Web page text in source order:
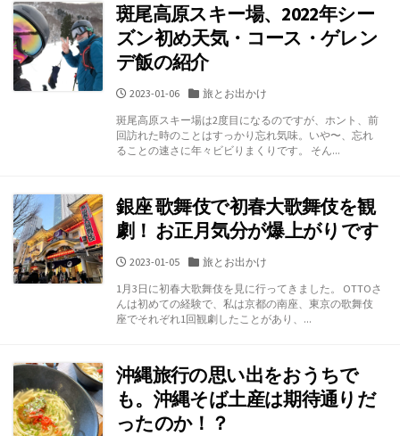
斑尾高原スキー場、2022年シー
ズン初め天気・コース・ゲレン
デ飯の紹介
公
日
2023-01-06
カ
ゴ
リ
旅とお出かけ
斑尾高原スキー場は2度目になるのですが、ホント、前
回訪れた時のことはすっかり忘れ気味。いや〜、忘れ
ることの速さに年々ビビりまくりです。 そん...
銀座 歌舞伎で初春大歌舞伎を観
劇！ お正月気分が爆上がりです
公
日
2023-01-05
カ
ゴ
リ
ー
旅とお出かけ
1月3日に初春大歌舞伎を見に行ってきました。 OTTOさ
んは初めての経験で、私は京都の南座、東京の歌舞伎
座でそれぞれ1回観劇したことがあり、...
沖縄旅行の思い出をおうちで
も。沖縄そば土産は期待通りだ
ったのか！？